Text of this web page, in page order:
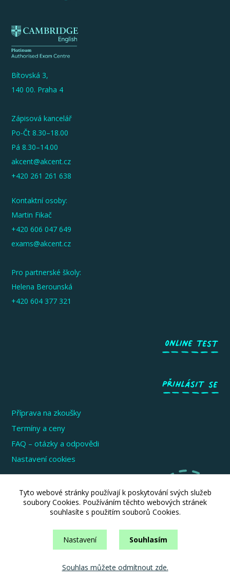
Bítovská 3,
140 00. Praha 4
Zápisová kancelář
Po-Čt 8.30–18.00
Pá 8.30–14.00
akcent@akcent.cz
+420 261 261 638
Kontaktní osoby:
Martin Fikač
+420 606 047 649
exams@akcent.cz
Pro partnerské školy:
Helena Berounská
+420 604 377 321
Příprava na zkoušky
Termíny a ceny
FAQ – otázky a odpovědi
Nastavení cookies
Zkoušky pro dospělé
Zkoušky pro firmy a instituce
Informace pro školy
Tyto webové stránky používají k poskytování svých služeb
soubory Cookies. Používáním těchto webových stránek
souhlasíte s použitím souborů Cookies.
Nastavení Souhlasím
Souhlas můžete odmítnout zde.